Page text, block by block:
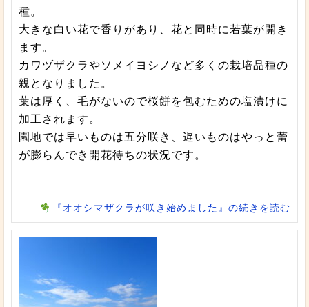
種。
大きな白い花で香りがあり、花と同時に若葉が開き
ます。
カワヅザクラやソメイヨシノなど多くの栽培品種の
親となりました。
葉は厚く、毛がないので桜餅を包むための塩漬けに
加工されます。
園地では早いものは五分咲き、遅いものはやっと蕾
が膨らんでき開花待ちの状況です。
『オオシマザクラが咲き始めました』の続きを読む